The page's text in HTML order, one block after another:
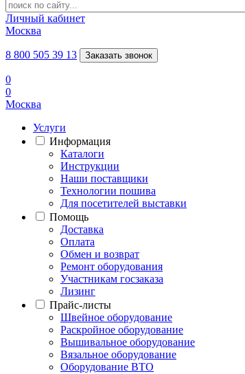
Личный кабинет
Москва
8 800 505 39 13 Заказать звонок
0
0
Москва
Услуги
Информация
Каталоги
Инструкции
Наши поставщики
Технологии пошива
Для посетителей выставки
Помощь
Доставка
Оплата
Обмен и возврат
Ремонт оборудования
Участникам госзаказа
Лизинг
Прайс-листы
Швейное оборудование
Раскройное оборудование
Вышивальное оборудование
Вязальное оборудование
Оборудование ВТО